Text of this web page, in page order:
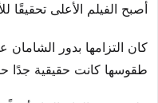
أصبح الفيلم الأعلى تحقيقًا
كان التزامها بدور
طقوسها كانت حقيقية جدًا